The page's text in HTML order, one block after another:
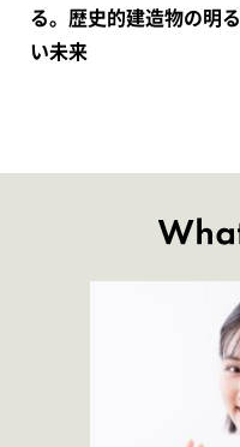
る。歴史的建造物の明る
い未来